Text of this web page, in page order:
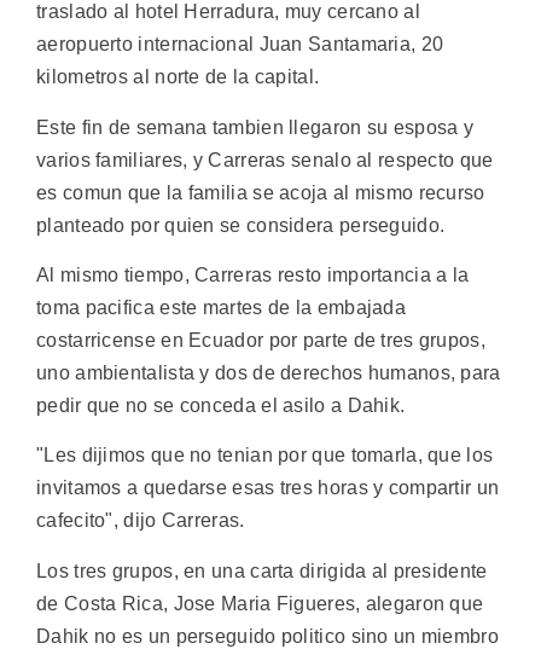
traslado al hotel Herradura, muy cercano al
aeropuerto internacional Juan Santamaria, 20
kilometros al norte de la capital.
Este fin de semana tambien llegaron su esposa y
varios familiares, y Carreras senalo al respecto que
es comun que la familia se acoja al mismo recurso
planteado por quien se considera perseguido.
Al mismo tiempo, Carreras resto importancia a la
toma pacifica este martes de la embajada
costarricense en Ecuador por parte de tres grupos,
uno ambientalista y dos de derechos humanos, para
pedir que no se conceda el asilo a Dahik.
"Les dijimos que no tenian por que tomarla, que los
invitamos a quedarse esas tres horas y compartir un
cafecito", dijo Carreras.
Los tres grupos, en una carta dirigida al presidente
de Costa Rica, Jose Maria Figueres, alegaron que
Dahik no es un perseguido politico sino un miembro